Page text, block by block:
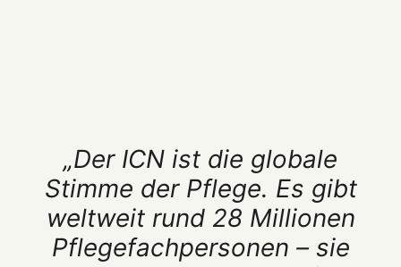
„Der ICN ist die globale
Stimme der Pflege. Es gibt
weltweit rund 28 Millionen
Pflegefachpersonen – sie